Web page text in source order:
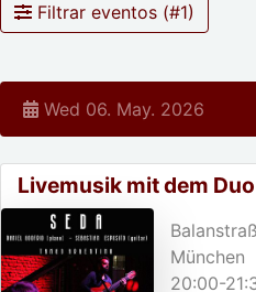
Filtrar eventos (#1)
Wed 06. May. 2026
Livemusik mit dem
Aires
München
20:00-